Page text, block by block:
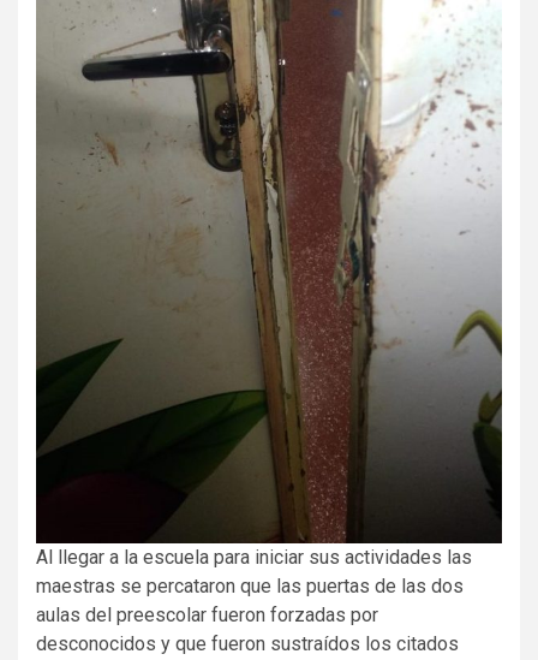
Al llegar a la escuela para iniciar sus actividades las
maestras se percataron que las puertas de las dos
aulas del preescolar fueron forzadas por
desconocidos y que fueron sustraídos los citados